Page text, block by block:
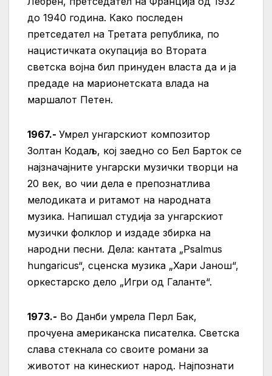
до 1940 година. Како последен
претседател на Третата република, по
нацистичката окупација во Втората
светска војна бил принуден власта да и ја
предаде на марионетската влада на
маршалот Петен.
1967.- Умрел унгарскиот композитор
Золтан Кодаљ, кој заедно со Бел Барток се
најзначајните унгарски музички творци на
20 век, во чии дела е препознатлива
мелодиката и ритамот на народната
музика. Напишал студија за унгарскиот
музички фолклор и издаде збирка на
народни песни. Дела: кантата „Psalmus
hungaricus“, сценска музика „Хари Јанош“,
оркестарско дело „Игри од Галанте“.
1973.- Во Данби умрела Перл Бак,
прочуена американска писателка. Светска
слава стекнала со своите романи за
животот на кинескиот народ. Најпознати